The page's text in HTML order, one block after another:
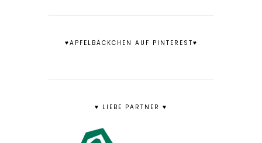
♥APFELBÄCKCHEN AUF PINTEREST♥
♥ LIEBE PARTNER ♥